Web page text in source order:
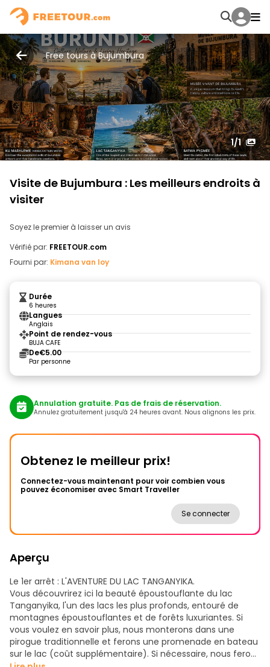
Free tours à Bujumbura
1/1
Visite de Bujumbura : Les meilleurs endroits à
visiter
Soyez le premier à laisser un avis
Vérifié par: FREETOUR.com
Fourni par: Kimana van loy
Durée
6 heures
Langues
Anglais
Point de rendez-vous
BUJA CAFE
De€5.00
Par personne
Annulation gratuite. Pas de frais de réservation.
Annulez gratuitement jusqu'à 24 heures avant. Nous alignons les prix.
Obtenez le meilleur prix!
Connectez-vous maintenant pour voir combien vous
pouvez économiser avec Smart Traveller
Se connecter
Aperçu
Le 1er arrêt : L'AVENTURE DU LAC TANGANYIKA.
Vous découvrirez ici la beauté époustouflante du lac
Tanganyika, l'un des lacs les plus profonds, entouré de
montagnes époustouflantes et de forêts luxuriantes. Si
vous voulez en savoir plus, nous monterons dans une
pirogue traditionnelle et ferons une promenade en bateau
sur le lac (coût supplémentaire). Si nécessaire, nous ferons